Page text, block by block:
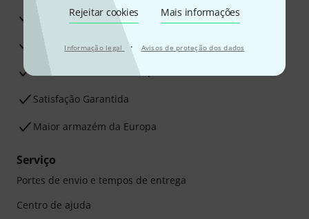
Rejeitar cookies Mais informações
Informação legal · Avisos de proteção dos dados
30 dias de garantia de dinheiro de volta
Assistência de Reparação
Conselhos dos nossos especialistas
Satisfação Garantida
Maior armazém da Europa
Serviço
Portes de envio e tempos de entrega
Centro de ajuda